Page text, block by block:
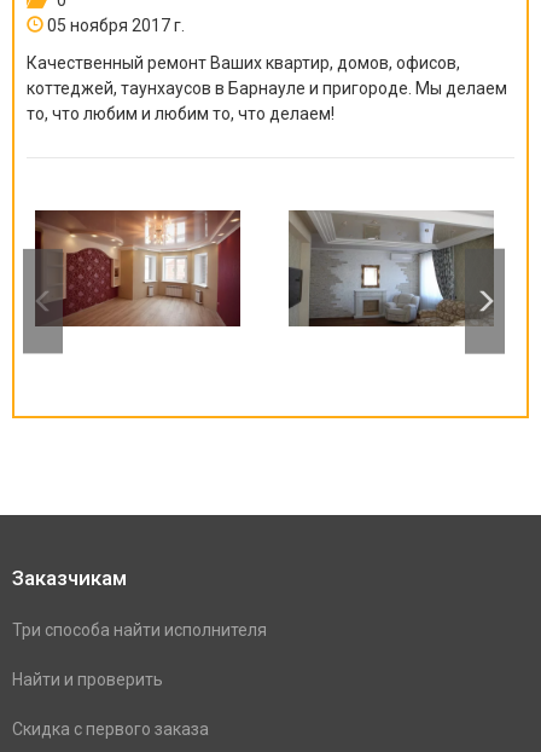
05 ноября 2017 г.
Качественный ремонт Ваших квартир, домов, офисов,
коттеджей, таунхаусов в Барнауле и пригороде. Мы делаем
то, что любим и любим то, что делаем!
Заказчикам
Три способа найти исполнителя
Найти и проверить
Скидка с первого заказа